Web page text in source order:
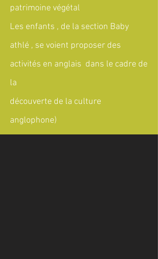
patrimoine végétal
Les enfants , de la section Baby
athlé , se voient proposer des
activités en anglais dans le cadre de
la
découverte de la culture
anglophone)